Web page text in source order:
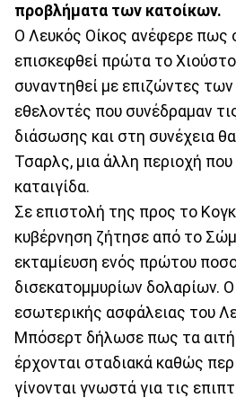
προβλήματα των κατοίκων.
Ο Λευκός Οίκος ανέφερε πως
επισκεφθεί πρώτα το
συναντηθεί με επιζώντες
εθελοντές που συνέδραμαν
διάσωσης και στη συνέχεια
Τσαρλς, μια άλλη περιοχή
καταιγίδα.
Σε επιστολή της προς το
κυβέρνηση ζήτησε από το
εκταμίευση ενός πρώτου
δισεκατομμυρίων δολαρίων.
εσωτερικής ασφάλειας του
Μπόσερτ δήλωσε πως τα
έρχονται σταδιακά καθώς
γίνονται γνωστά για τις